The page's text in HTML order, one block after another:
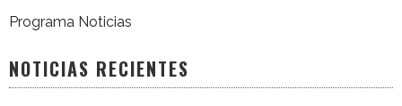
Programa Noticias
NOTICIAS RECIENTES